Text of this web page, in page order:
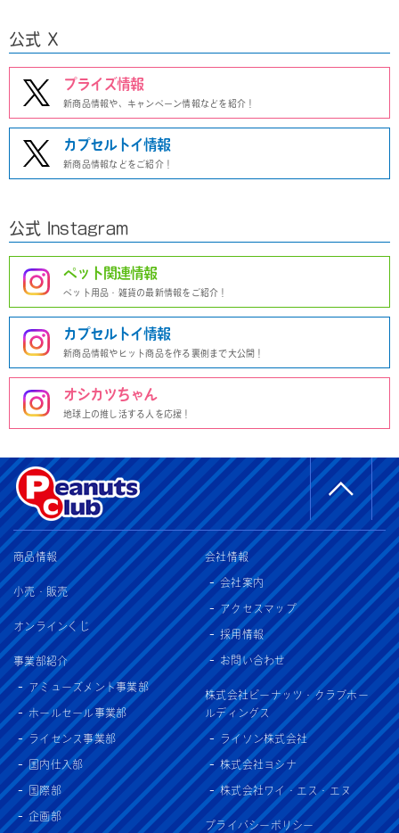
公式 X
プライズ情報
新商品情報や、キャンペーン情報などを紹介！
カプセルトイ情報
新商品情報などをご紹介！
公式 Instagram
ペット関連情報
ペット用品・雑貨の最新情報をご紹介！
カプセルトイ情報
新商品情報やヒット商品を作る裏側まで大公開！
オシカツちゃん
地球上の推し活する人を応援！
商品情報
小売・販売
オンラインくじ
事業部紹介
アミューズメント事業部
ホールセール事業部
ライセンス事業部
国内仕入部
国際部
企画部
会社情報
会社案内
アクセスマップ
採用情報
お問い合わせ
株式会社ピーナッツ・クラブホー
ルディングス
ライソン株式会社
株式会社ヨシナ
株式会社ワイ・エス・エヌ
プライバシーポリシー